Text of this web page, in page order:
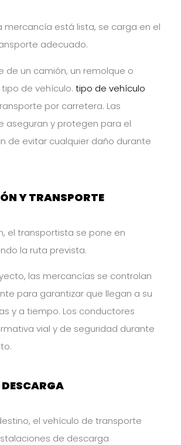
mercancía está lista, se carga en el
adecuado.
de un camión, un remolque o
de vehículo. tipo de vehículo
por carretera. Las
aseguran y protegen para el
de evitar cualquier daño durante
Y TRANSPORTE
el transportista se pone en
la ruta prevista.
las mercancías se controlan
para garantizar que llegan a su
y a tiempo. Los conductores
vial y de seguridad durante
el vehículo de transporte
de descarga